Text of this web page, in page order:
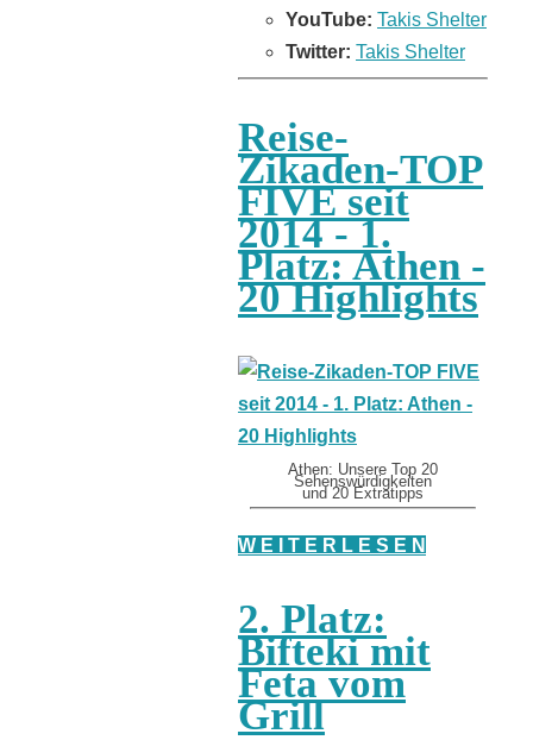
YouTube: Takis Shelter
Twitter: Takis Shelter
Reise-
Zikaden-TOP
FIVE seit
2014 - 1.
Platz: Athen -
20 Highlights
Athen: Unsere Top 20
Sehenswürdigkeiten
und 20 Extratipps
W E I T E R L E S E N
2. Platz:
Bifteki mit
Feta vom
Grill